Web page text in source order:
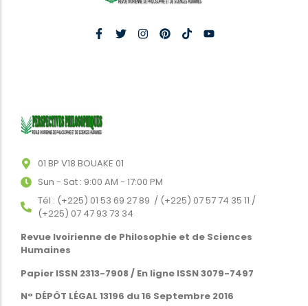
01 BP V18 BOUAKE 01
Sun - Sat : 9:00 AM - 17:00 PM
Tél : (+225) 01 53 69 27 89 / (+225) 07 57 74 35 11 /
(+225) 07 47 93 73 34
Revue Ivoirienne de Philosophie et de Sciences
Humaines
Papier ISSN 2313-7908 / En ligne ISSN 3079-7497
N° DÉPÔT LÉGAL 13196 du 16 Septembre 2016